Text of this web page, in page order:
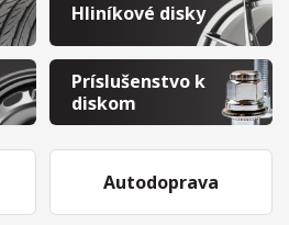
Hliníkové disky
Príslušenstvo k
diskom
Autodoprava